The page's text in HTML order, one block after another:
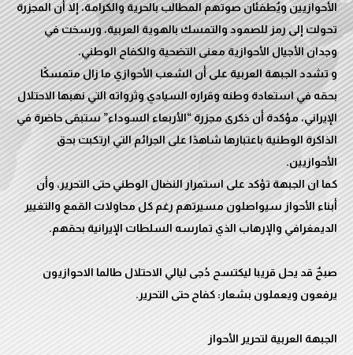
الأحوازيين ويٌطفئان صوتهم المطالب بالحرية والكرامة، إلا أن المجزرة
تحولت إلى رمز للصمود والتمسك بالهوية العربية، ورسخت في
و تشدد الجبهة العربية على أن الشعب الأحوازي ما زال متمسكًا
بحقه في استعادة وطنه وقراره السيادي وثرواته التي نهبها الاحتلال
الإيراني، مؤكدة أن ذكرى مجزرة “الأربعاء السوداء” ستبقى حاضرة في
الذاكرة الوطنية باعتبارها شاهدًا على الجرائم التي ارتكبت بحق
كما ان الجبهة تؤكد على استمرار النضال الوطني حتى التحرير، وأن
أبناء الأحواز سيواصلون مسيرتهم رغم كل محاولات القمع والتغيير
صبحٌ قد يحل قريبا ليكتسح دُجى ليالي الاحتلال طالما الاحوازيون
الجبهة العربية لتحرير الأحواز